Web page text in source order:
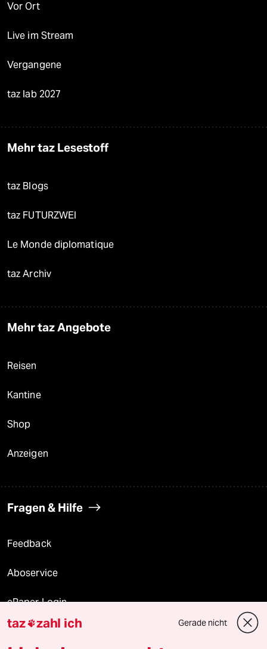
Vor Ort
Live im Stream
Vergangene
taz lab 2027
Mehr taz Lesestoff
taz Blogs
taz FUTURZWEI
Le Monde diplomatique
taz Archiv
Mehr taz Angebote
Reisen
Kantine
Shop
Anzeigen
Fragen & Hilfe
Feedback
Aboservice
ePaper Login
Downloads für Abonnierende
taz zahl ich Gerade nicht